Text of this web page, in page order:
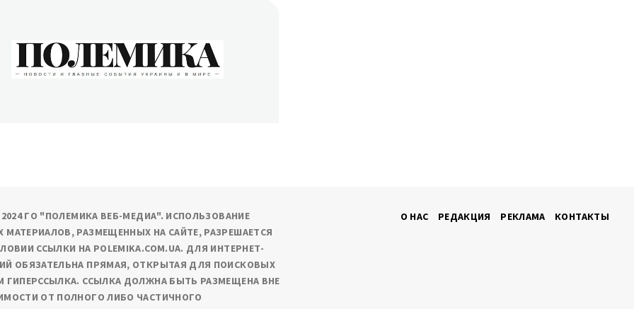
2024 ГО "ПОЛЕМИКА ВЕБ-МЕДИА". ИСПОЛЬЗОВАНИЕ
РАЗМЕЩЕННЫХ НА САЙТЕ, РАЗРЕШАЕТСЯ
ССЫЛКИ НА POLEMIKA.COM.UA. ДЛЯ ИНТЕРНЕТ-
ОБЯЗАТЕЛЬНА ПРЯМАЯ, ОТКРЫТАЯ ДЛЯ ПОИСКОВЫХ
ГИПЕРССЫЛКА. ССЫЛКА ДОЛЖНА БЫТЬ РАЗМЕЩЕНА ВНЕ
ОТ ПОЛНОГО ЛИБО ЧАСТИЧНОГО
О НАС РЕДАКЦИЯ РЕКЛАМА КОНТАКТЫ